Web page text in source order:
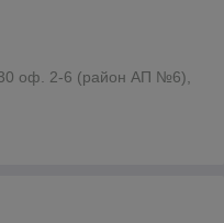
30 оф. 2-6 (район АП №6),